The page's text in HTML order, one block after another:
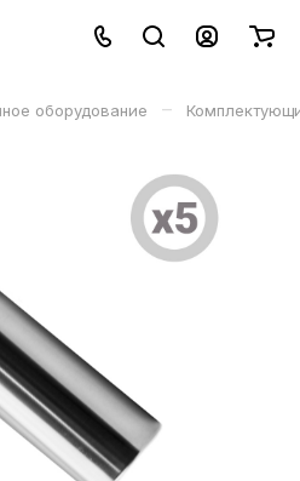
оборудование –